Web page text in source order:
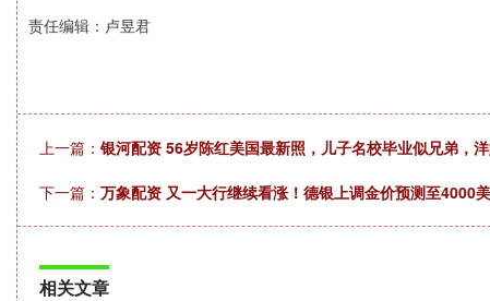
责任编辑：卢昱君
上一篇： 银河配资 56岁陈红美国最新照，儿子名校毕业似兄弟，
下一篇： 万象配资 又一大行继续看涨！德银上调金价预测至4000
相关文章